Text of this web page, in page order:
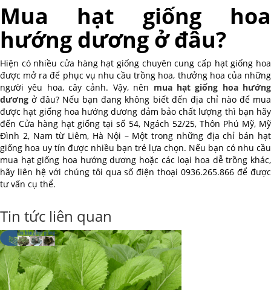
Mua hạt giống hoa
hướng dương ở đâu?
Hiện có nhiều cửa hàng hạt giống chuyên cung cấp hạt giống hoa
được mở ra để phục vụ nhu cầu trồng hoa, thưởng hoa của những
người yêu hoa, cây cảnh. Vậy, nên mua hạt giống hoa hướng
dương ở đâu? Nếu bạn đang không biết đến địa chỉ nào để mua
được hạt giống hoa hướng dương đảm bảo chất lượng thì bạn hãy
đến Cửa hàng hạt giống tại số 54, Ngách 52/25, Thôn Phú Mỹ, Mỹ
Đình 2, Nam từ Liêm, Hà Nội – Một trong những địa chỉ bán hạt
giống hoa uy tín được nhiều bạn trẻ lựa chọn. Nếu bạn có nhu cầu
mua hạt giống hoa hướng dương hoặc các loại hoa dễ trồng khác,
hãy liên hệ với chúng tôi qua số điện thoại 0936.265.866 để được
tư vấn cụ thể.
Tin tức liên quan